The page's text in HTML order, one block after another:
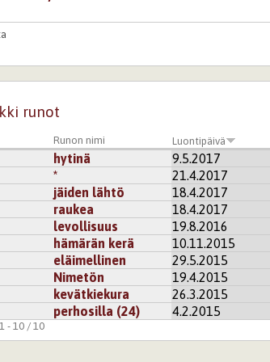
äärelä sen
kohtalon yhteyden
kommentoidaksesi
-
kommentoidaksesi
runot
Runon nimi Luontipäivä
hytinä 9.5.2017
* 21.4.2017
jäiden lähtö 18.4.2017
raukea 18.4.2017
levollisuus 19.8.2016
hämärän kerä 10.11.2015
eläimellinen 29.5.2015
Nimetön 19.4.2015
kevätkiekura 26.3.2015
perhosilla (24) 4.2.2015
- 10 / 10